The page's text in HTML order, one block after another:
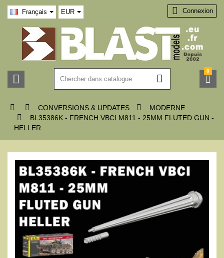
Français EUR
 
 Connexion

0
  CONVERSIONS & UPDATES  MODERNE

BL35386K - FRENCH VBCI M811 - 25MM FLUTED GUN -
HELLER